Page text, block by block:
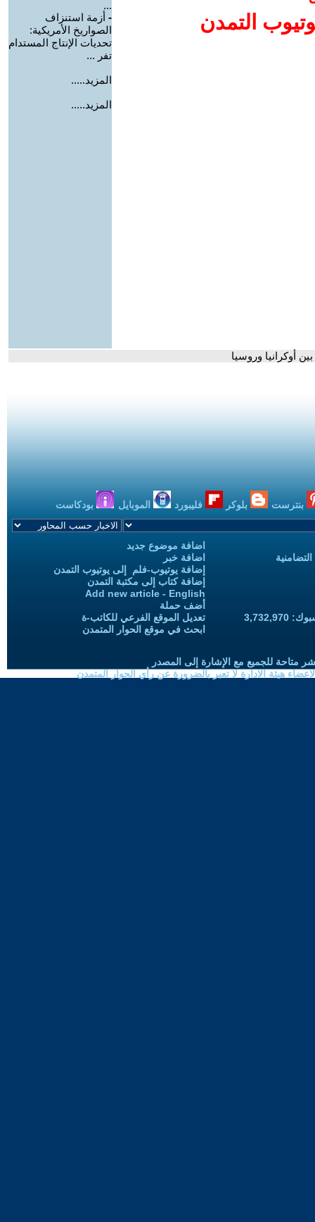
التمدن
...
- أزمة استنزاف
الصواريخ الأمريكية:
تحديات الإنتاج المستدام
تفر ...
المزيد.....
المزيد.....
أوكرانيا وروسيا
بنترست بلوكر فليبورد الموبايل بودكاست
اضافة موضوع جديد
اضافة خبر
إضافة يوتيوب-فلم إلى يوتيوب التمدن
إضافة كتاب إلى مكتبة التمدن
Add new article - English
أضف حملة
تعديل الموقع الفرعي للكاتب-ة
ابحث في موقع الحوار المتمدن
متاحة للجميع مع الإشارة إلى المصدر
هيئة الادارة لا تعبر بالضرورة عن رأي الحوار المتمدن